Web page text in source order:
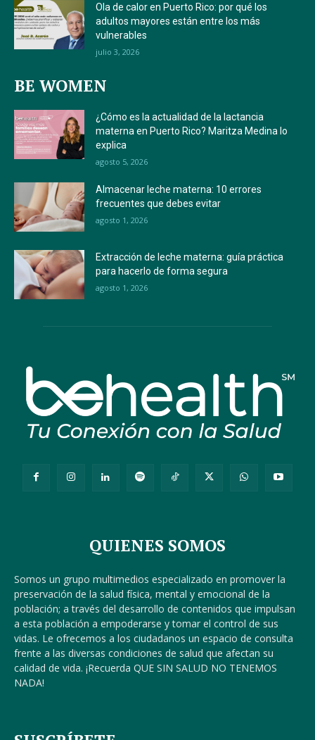
Ola de calor en Puerto Rico: por qué los
adultos mayores están entre los más
vulnerables
julio 3, 2026
BE WOMEN
¿Cómo es la actualidad de la lactancia
materna en Puerto Rico? Maritza Medina lo
explica
agosto 5, 2026
Almacenar leche materna: 10 errores
frecuentes que debes evitar
agosto 1, 2026
Extracción de leche materna: guía práctica
para hacerlo de forma segura
agosto 1, 2026
QUIENES SOMOS
Somos un grupo multimedios especializado en promover la
preservación de la salud física, mental y emocional de la
población; a través del desarrollo de contenidos que impulsan
a esta población a empoderarse y tomar el control de sus
vidas. Le ofrecemos a los ciudadanos un espacio de consulta
frente a las diversas condiciones de salud que afectan su
calidad de vida. ¡Recuerda QUE SIN SALUD NO TENEMOS
NADA!